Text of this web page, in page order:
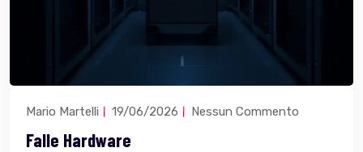
Mario Martelli 19/06/2026 Nessun Commento
Falle Hardware